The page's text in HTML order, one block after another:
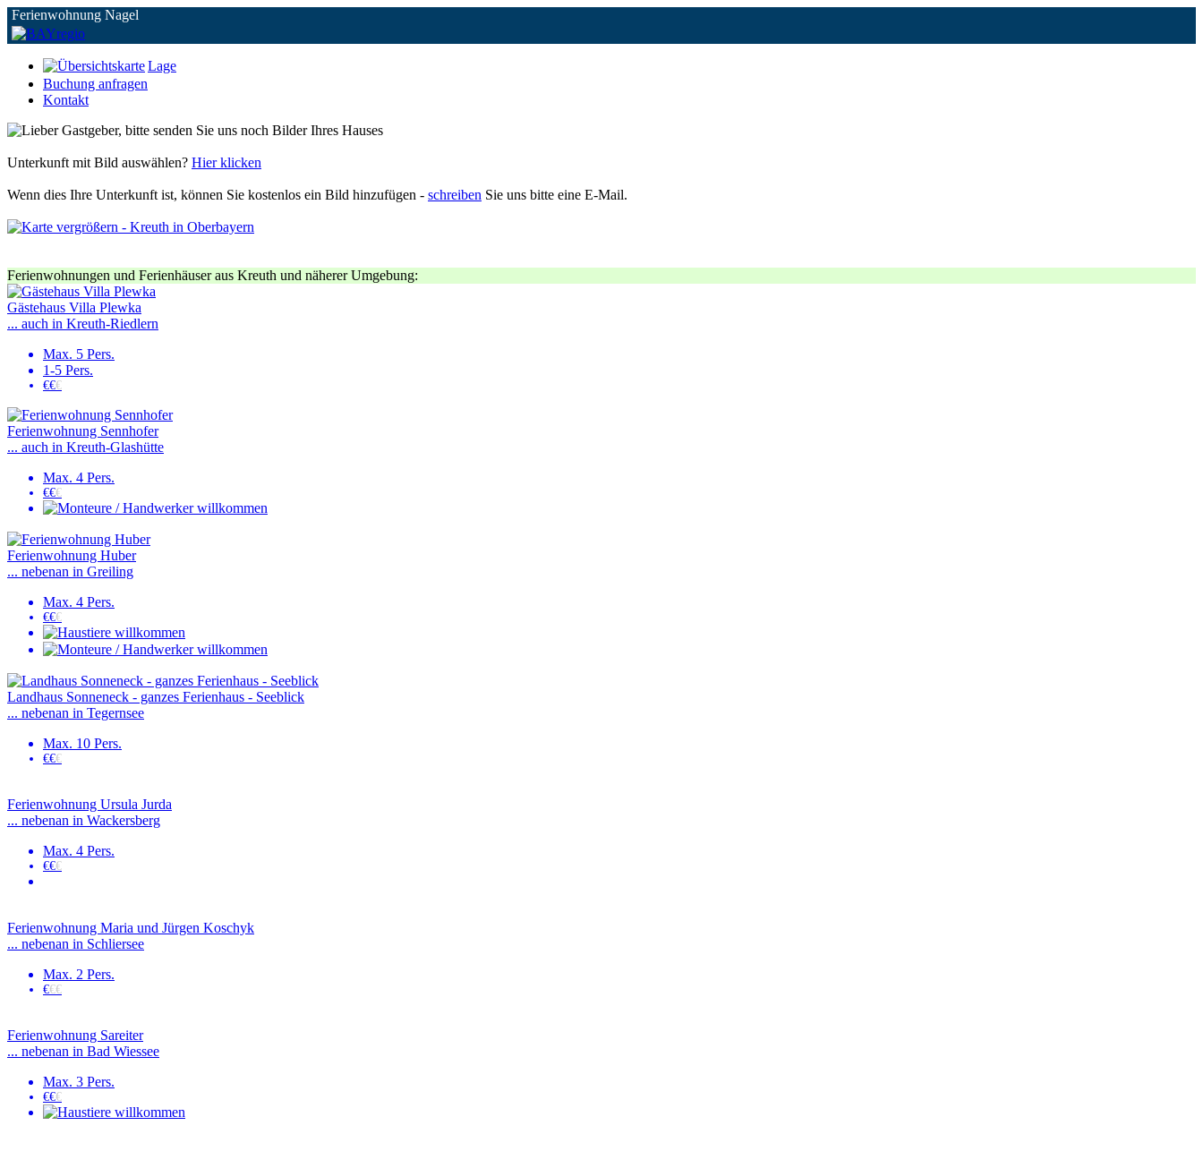
Ferienwohnung Nagel
Lage
Buchung anfragen
Kontakt
Unterkunft mit Bild auswählen? Hier klicken
Wenn dies Ihre Unterkunft ist, können Sie kostenlos ein Bild hinzufügen - schreiben Sie uns bitte eine E-Mail.
Ferienwohnungen und Ferienhäuser aus Kreuth und näherer Umgebung:
Gästehaus Villa Plewka
... auch in Kreuth-Riedlern
Max. 5 Pers.
1-5 Pers.
€€€
Ferienwohnung Sennhofer
... auch in Kreuth-Glashütte
Max. 4 Pers.
€€€
Ferienwohnung Huber
... nebenan in Greiling
Max. 4 Pers.
€€€
Landhaus Sonneneck - ganzes Ferienhaus - Seeblick
... nebenan in Tegernsee
Max. 10 Pers.
€€€
Ferienwohnung Ursula Jurda
... nebenan in Wackersberg
Max. 4 Pers.
€€€
Ferienwohnung Maria und Jürgen Koschyk
... nebenan in Schliersee
Max. 2 Pers.
€€€
Ferienwohnung Sareiter
... nebenan in Bad Wiessee
Max. 3 Pers.
€€€